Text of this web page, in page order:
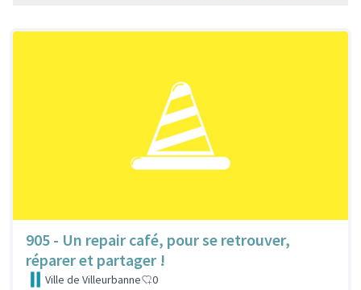
905 - Un repair café, pour se retrouver,
réparer et partager !
Ville de Villeurbanne 0